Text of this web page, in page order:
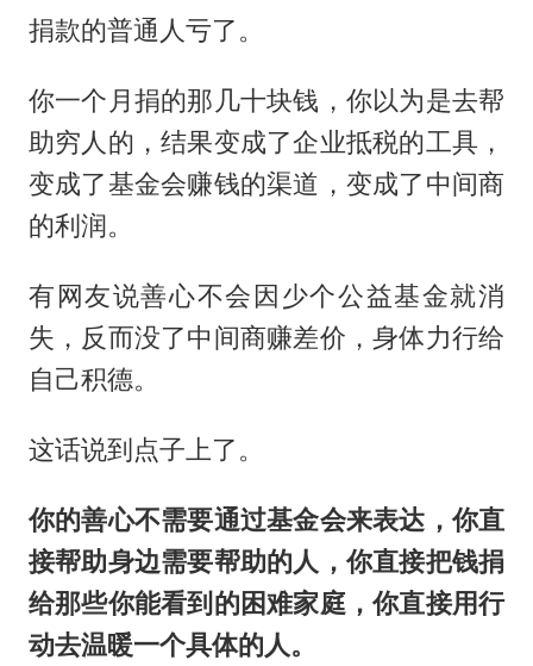
捐款的普通人亏了。
你一个月捐的那几十块钱，你以为是去帮
助穷人的，结果变成了企业抵税的工具，
变成了基金会赚钱的渠道，变成了中间商
的利润。
有网友说善心不会因少个公益基金就消
失，反而没了中间商赚差价，身体力行给
自己积德。
这话说到点子上了。
你的善心不需要通过基金会来表达，你直
接帮助身边需要帮助的人，你直接把钱捐
给那些你能看到的困难家庭，你直接用行
动去温暖一个具体的人。